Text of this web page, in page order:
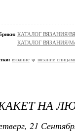
КАТАЛОГ ВЯЗАНИЯ/
КАТАЛОГ ВЯЗАНИЯ/
вязание вязание
НА
21